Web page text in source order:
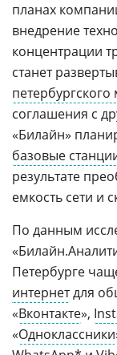
планах
внедрение
концентрации
станет
петербургского
соглашения с
«Билайн»
базовые
результате
емкость сети и
По данным
Петербурге
интернетдля
«Вконтакте»,
«Одноклассники